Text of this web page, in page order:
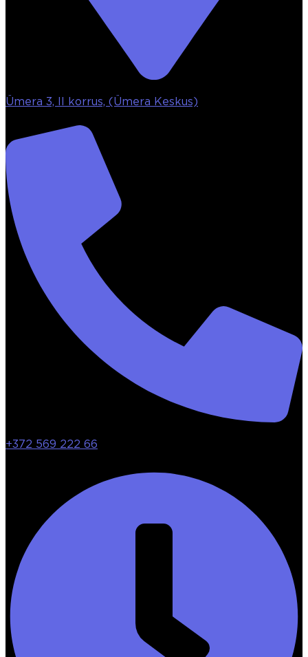
Ümera 3, II korrus, (Ümera Keskus)
+372 569 222 66